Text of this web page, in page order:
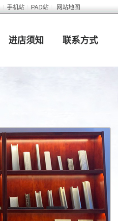
手机站 PAD站 网站地图
进店须知 联系方式